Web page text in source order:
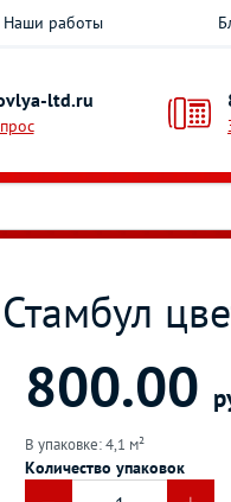
Наши работы
ltd.ru
800.00
В упаковке: 4,1 м²
Количество упаковок